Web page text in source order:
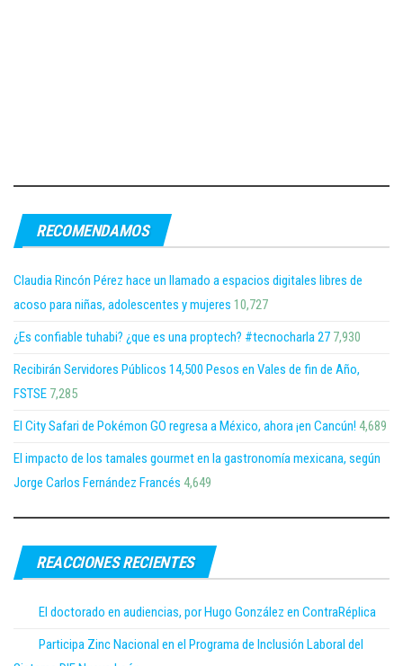
RECOMENDAMOS
Claudia Rincón Pérez hace un llamado a espacios digitales libres de
acoso para niñas, adolescentes y mujeres 10,727
¿Es confiable tuhabi? ¿que es una proptech? #tecnocharla 27 7,930
Recibirán Servidores Públicos 14,500 Pesos en Vales de fin de Año,
FSTSE 7,285
El City Safari de Pokémon GO regresa a México, ahora ¡en Cancún! 4,689
El impacto de los tamales gourmet en la gastronomía mexicana, según
Jorge Carlos Fernández Francés 4,649
REACCIONES RECIENTES
El doctorado en audiencias, por Hugo González en ContraRéplica
Participa Zinc Nacional en el Programa de Inclusión Laboral del